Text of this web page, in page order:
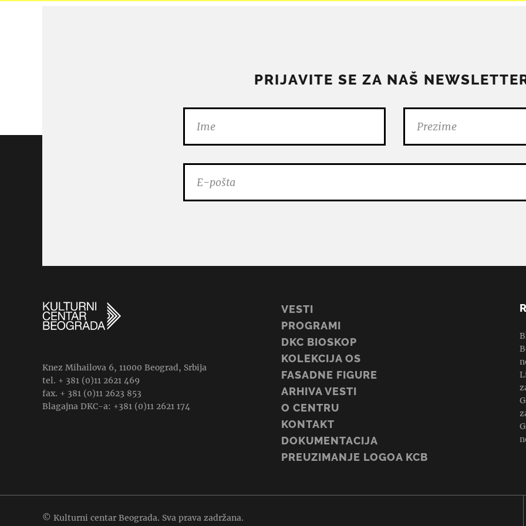
PRIJAVITE SE ZA NAŠ
Knez Mihailova 6, 11000 Beograd, Srbija
tel. + 381 (0)11 2621 469
fax. + 381 (0)11 2623 853
Blagajna DKC-a: +381 (0)11 2621 174
VESTI
PROGRAMI
DKC BIOSKOP
KOLEKCIJA OS
FASADNE FIGURE
ARHIVA VESTI
O CENTRU
KONTAKT
DOKUMENTACIJA
PREUZIMANJE LOGOA KCB
© Kulturni centar Beograda. Sva prava zadržana.